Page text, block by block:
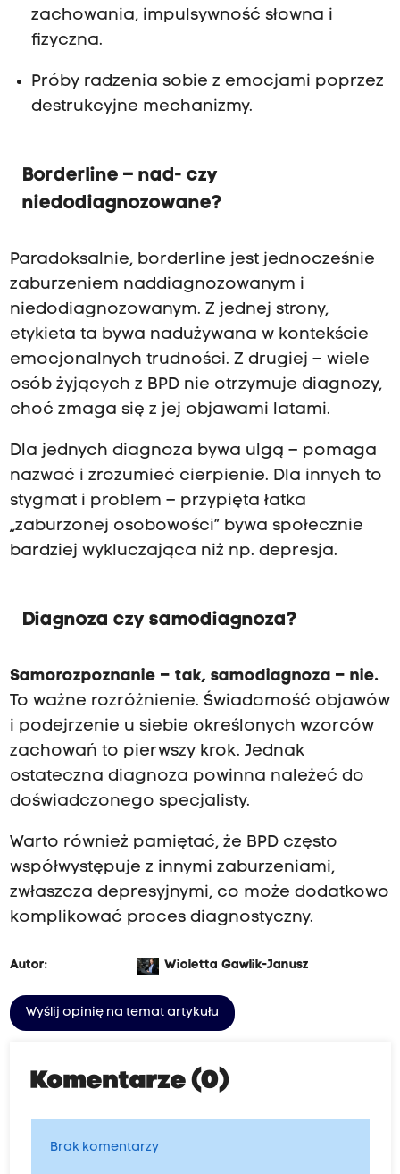
zachowania, impulsywność słowna i
fizyczna.
Próby radzenia sobie z emocjami poprzez
destrukcyjne mechanizmy.
Borderline – nad- czy
niedodiagnozowane?
Paradoksalnie, borderline jest jednocześnie
zaburzeniem naddiagnozowanym i
niedodiagnozowanym. Z jednej strony,
etykieta ta bywa nadużywana w kontekście
emocjonalnych trudności. Z drugiej – wiele
osób żyjących z BPD nie otrzymuje diagnozy,
choć zmaga się z jej objawami latami.
Dla jednych diagnoza bywa ulgą – pomaga
nazwać i zrozumieć cierpienie. Dla innych to
stygmat i problem – przypięta łatka
„zaburzonej osobowości” bywa społecznie
bardziej wykluczająca niż np. depresja.
Diagnoza czy samodiagnoza?
Samorozpoznanie – tak, samodiagnoza – nie.
To ważne rozróżnienie. Świadomość objawów
i podejrzenie u siebie określonych wzorców
zachowań to pierwszy krok. Jednak
ostateczna diagnoza powinna należeć do
doświadczonego specjalisty.
Warto również pamiętać, że BPD często
współwystępuje z innymi zaburzeniami,
zwłaszcza depresyjnymi, co może dodatkowo
komplikować proces diagnostyczny.
Autor: Wioletta Gawlik-Janusz
Wyślij opinię na temat artykułu
Komentarze (0)
Brak komentarzy